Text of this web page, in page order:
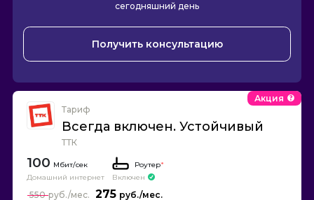
сегодняшний день
Получить консультацию
Тариф
Всегда включен. Устойчивый
ТТК
Акция
100
Домашний интернет
Роутер*
Включен
275
550